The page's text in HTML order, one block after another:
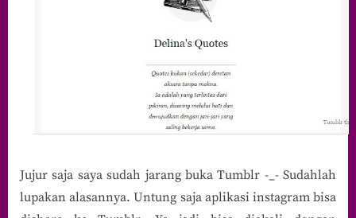
Jujur saja saya sudah jarang buka Tumblr -_- Sudahlah
lupakan alasannya. Untung saja aplikasi instagram bisa